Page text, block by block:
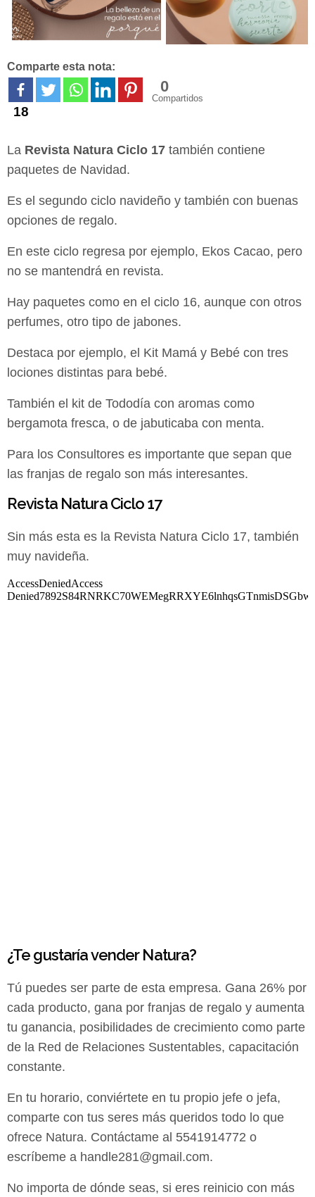
Comparte esta nota:
18
0
Compartidos
La Revista Natura Ciclo 17 también contiene
paquetes de Navidad.
Es el segundo ciclo navideño y también con buenas
opciones de regalo.
En este ciclo regresa por ejemplo, Ekos Cacao, pero
no se mantendrá en revista.
Hay paquetes como en el ciclo 16, aunque con otros
perfumes, otro tipo de jabones.
Destaca por ejemplo, el Kit Mamá y Bebé con tres
lociones distintas para bebé.
También el kit de Tododía con aromas como
bergamota fresca, o de jabuticaba con menta.
Para los Consultores es importante que sepan que
las franjas de regalo son más interesantes.
Revista Natura Ciclo 17
Sin más esta es la Revista Natura Ciclo 17, también
muy navideña.
¿Te gustaría vender Natura?
Tú puedes ser parte de esta empresa. Gana 26% por
cada producto, gana por franjas de regalo y aumenta
tu ganancia, posibilidades de crecimiento como parte
de la Red de Relaciones Sustentables, capacitación
constante.
En tu horario, conviértete en tu propio jefe o jefa,
comparte con tus seres más queridos todo lo que
ofrece Natura. Contáctame al 5541914772 o
escríbeme a handle281@gmail.com.
No importa de dónde seas, si eres reinicio con más